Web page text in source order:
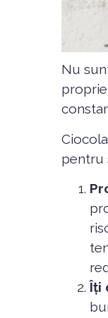
Nu
pentru
Îți